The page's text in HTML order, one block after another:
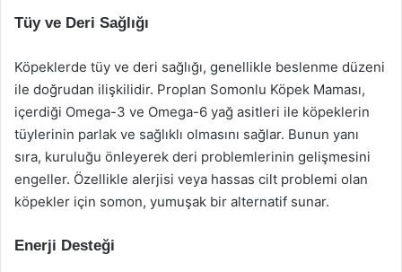
Tüy ve Deri Sağlığı
Köpeklerde tüy ve deri sağlığı, genellikle beslenme düzeni
ile doğrudan ilişkilidir. Proplan Somonlu Köpek Maması,
içerdiği Omega-3 ve Omega-6 yağ asitleri ile köpeklerin
tüylerinin parlak ve sağlıklı olmasını sağlar. Bunun yanı
sıra, kuruluğu önleyerek deri problemlerinin gelişmesini
engeller. Özellikle alerjisi veya hassas cilt problemi olan
köpekler için somon, yumuşak bir alternatif sunar.
Enerji Desteği